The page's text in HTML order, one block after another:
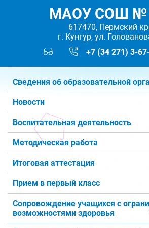
МАОУ СОШ №
617470, Пермский
г. Кунгур, ул.
+7 (34 271) 3-
Сведения об образовательной
Новости
Воспитательная деятельность
Методическая работа
Итоговая аттестация
Прием в первый класс
Сопровождение учащихся с
возможностями здоровья